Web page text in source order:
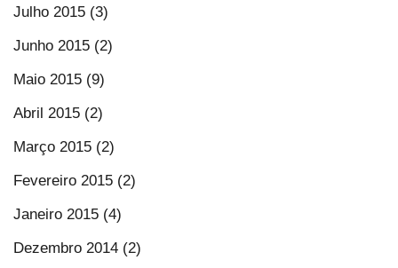
Julho 2015 (3)
Junho 2015 (2)
Maio 2015 (9)
Abril 2015 (2)
Março 2015 (2)
Fevereiro 2015 (2)
Janeiro 2015 (4)
Dezembro 2014 (2)